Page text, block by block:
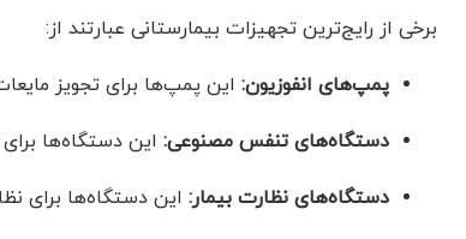
برخی از رایج‌ترین تجهیزات بیمارستانی عبارتند از:
پمپ‌های انفوزیون: این پمپ‌ها برای تجویز
دستگاه‌های تنفس مصنوعی: این دستگاه‌ها
دستگاه‌های نظارت بیمار: این دستگاه‌ها برای